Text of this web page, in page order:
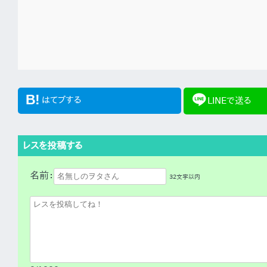
B! はてブする lineLINEで送る
レスを投稿する
名前： 32文字以内